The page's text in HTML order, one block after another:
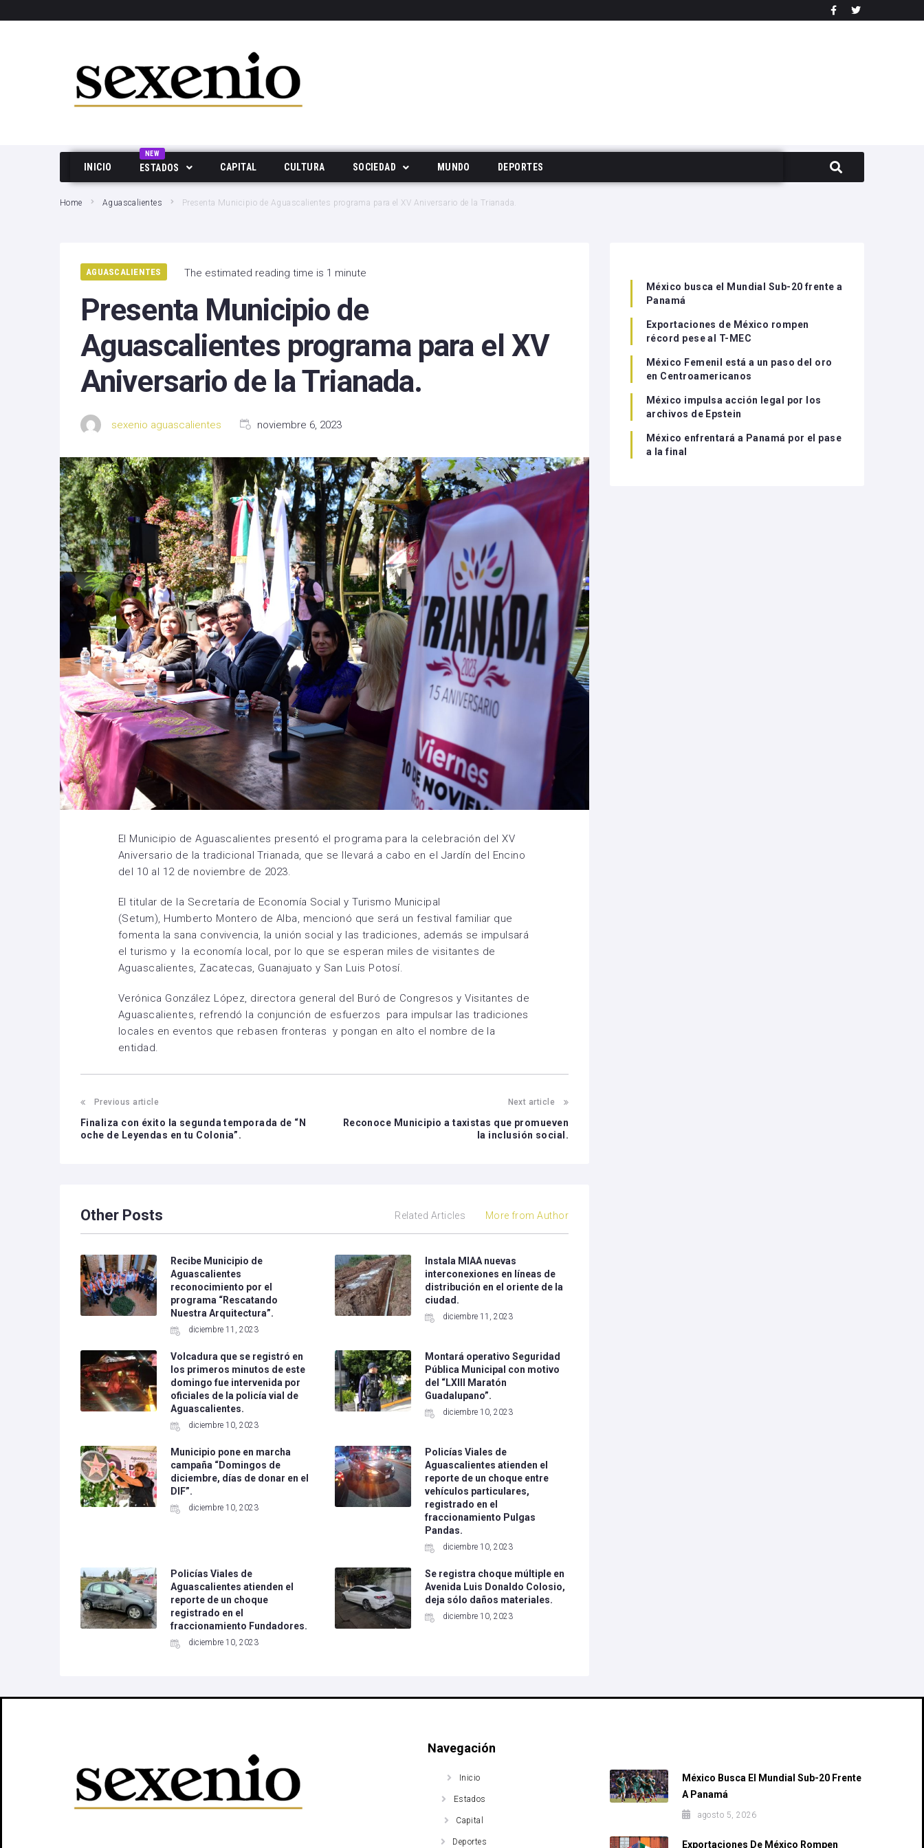
INICIO ESTADOS
NEW
Edo Mex
Hidalgo
Nuevo Leon
Tlaxcala
Zacatecas
CAPITAL CULTURA SOCIEDAD MUNDO DEPORTES
Home Aguascalientes Presenta Municipio de Aguascalientes programa para el XV Aniversario de la Trianada.
AGUASCALIENTES The estimated reading time is 1 minute
Presenta Municipio de
Aguascalientes programa para el XV
Aniversario de la Trianada.
sexenio aguascalientes noviembre 6, 2023
El Municipio de Aguascalientes presentó el programa para la celebración del XV
Aniversario de la tradicional Trianada, que se llevará a cabo en el Jardín del Encino
del 10 al 12 de noviembre de 2023.
El titular de la Secretaría de Economía Social y Turismo Municipal
(Setum), Humberto Montero de Alba, mencionó que será un festival familiar que
fomenta la sana convivencia, la unión social y las tradiciones, además se impulsará
el turismo y la economía local, por lo que se esperan miles de visitantes de
Aguascalientes, Zacatecas, Guanajuato y San Luis Potosí.
Verónica González López, directora general del Buró de Congresos y Visitantes de
Aguascalientes, refrendó la conjunción de esfuerzos para impulsar las tradiciones
locales en eventos que rebasen fronteras y pongan en alto el nombre de la
entidad.
Previous article
Finaliza con éxito la segunda temporada de “N
oche de Leyendas en tu Colonia”.
Next article
Reconoce Municipio a taxistas que promueven
la inclusión social.
Other Posts Related Articles More from Author
Recibe Municipio de
Aguascalientes
reconocimiento por el
programa “Rescatando
Nuestra Arquitectura”.
diciembre 11, 2023
Instala MIAA nuevas
interconexiones en líneas de
distribución en el oriente de la
ciudad.
diciembre 11, 2023
Volcadura que se registró en
los primeros minutos de este
domingo fue intervenida por
oficiales de la policía vial de
Aguascalientes.
diciembre 10, 2023
Montará operativo Seguridad
Pública Municipal con motivo
del “LXIII Maratón
Guadalupano”.
diciembre 10, 2023
Municipio pone en marcha
campaña “Domingos de
diciembre, días de donar en el
DIF”.
diciembre 10, 2023
Policías Viales de
Aguascalientes atienden el
reporte de un choque entre
vehículos particulares,
registrado en el
fraccionamiento Pulgas
Pandas.
diciembre 10, 2023
Policías Viales de
Aguascalientes atienden el
reporte de un choque
registrado en el
fraccionamiento Fundadores.
diciembre 10, 2023
Se registra choque múltiple en
Avenida Luis Donaldo Colosio,
deja sólo daños materiales.
diciembre 10, 2023
México busca el Mundial Sub-20 frente a
Panamá
Exportaciones de México rompen
récord pese al T-MEC
México Femenil está a un paso del oro
en Centroamericanos
México impulsa acción legal por los
archivos de Epstein
México enfrentará a Panamá por el pase
a la final
Navegación
Inicio
Estados
Capital
Deportes
México Busca El Mundial Sub-20 Frente
A Panamá
agosto 5, 2026
Exportaciones De México Rompen
SEARCH THIS WEBSITE